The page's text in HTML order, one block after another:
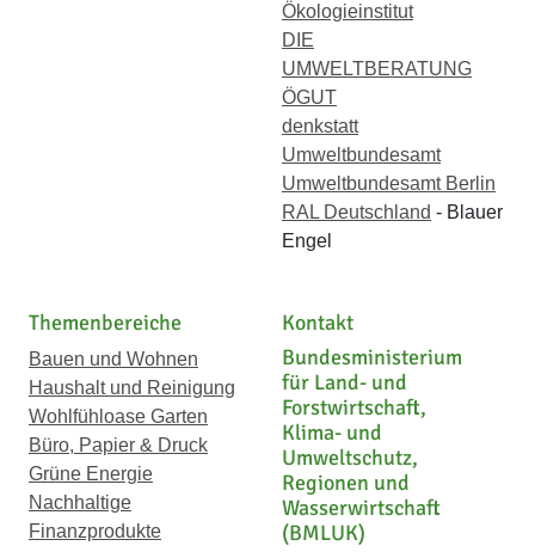
Ökologieinstitut
DIE
UMWELTBERATUNG
ÖGUT
denkstatt
Umweltbundesamt
Umweltbundesamt Berlin
RAL Deutschland - Blauer
Engel
Themenbereiche
Bauen und Wohnen
Haushalt und Reinigung
Wohlfühloase Garten
Büro, Papier & Druck
Grüne Energie
Nachhaltige
Finanzprodukte
Kontakt
Bundesministerium
für Land- und
Forstwirtschaft,
Klima- und
Umweltschutz,
Regionen und
Wasserwirtschaft
(BMLUK)